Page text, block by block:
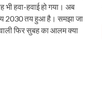
हवा-हवाई हो गया। अब
2030 तय हुआ है। समझा जा
फिर सुबह का आलम क्या